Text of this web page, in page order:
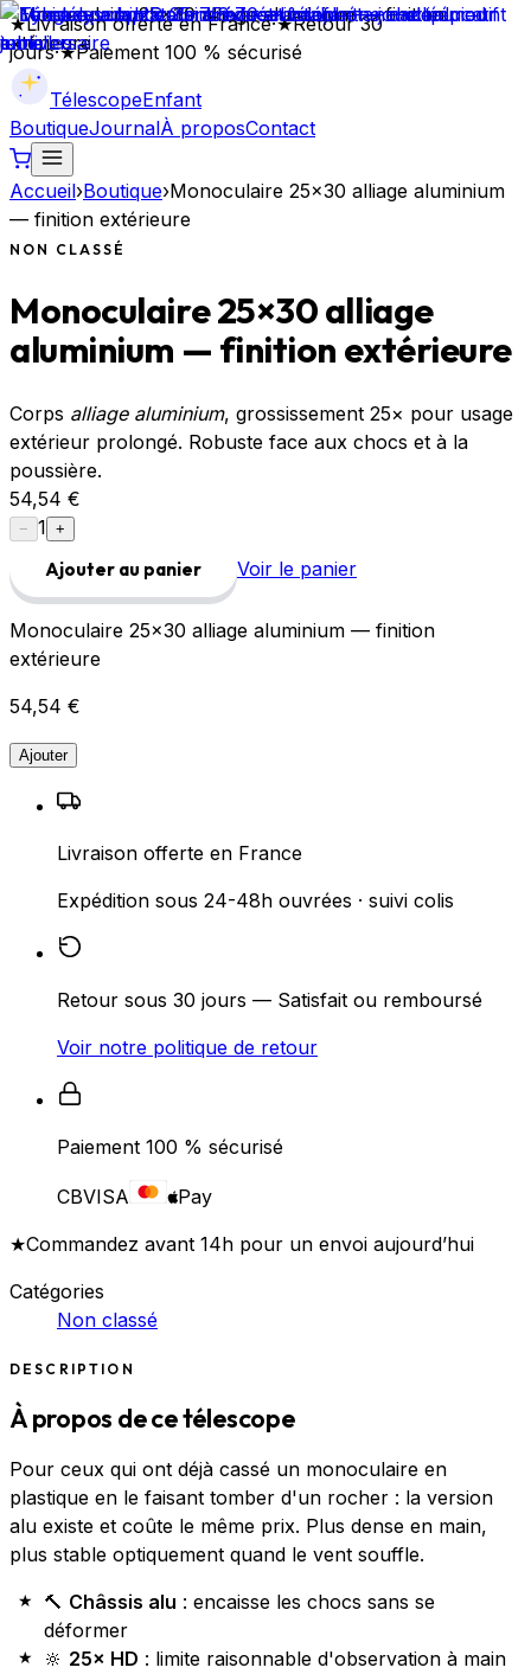
★Livraison offerte en France·★Retour 30
jours·★Paiement 100 % sécurisé
TélescopeEnfant
BoutiqueJournalÀ proposContact
Accueil›Boutique›Monoculaire 25×30 alliage aluminium
— finition extérieure
NON CLASSÉ
Monoculaire 25×30 alliage
aluminium — finition extérieure
Corps alliage aluminium, grossissement 25× pour usage
extérieur prolongé. Robuste face aux chocs et à la
poussière.
54,54 €
− 1 +
Ajouter au panier Voir le panier
Monoculaire 25×30 alliage aluminium — finition
extérieure
54,54 €
Ajouter
Livraison offerte en France
Expédition sous 24-48h ouvrées · suivi colis
Retour sous 30 jours — Satisfait ou remboursé
Voir notre politique de retour
Paiement 100 % sécurisé
CBVISA
Pay
★Commandez avant 14h pour un envoi aujourd’hui
Catégories
Non classé
DESCRIPTION
À propos de ce télescope
Pour ceux qui ont déjà cassé un monoculaire en
plastique en le faisant tomber d'un rocher : la version
alu existe et coûte le même prix. Plus dense en main,
plus stable optiquement quand le vent souffle.
🔨 Châssis alu : encaisse les chocs sans se
déformer
🔆 25× HD : limite raisonnable d'observation à main